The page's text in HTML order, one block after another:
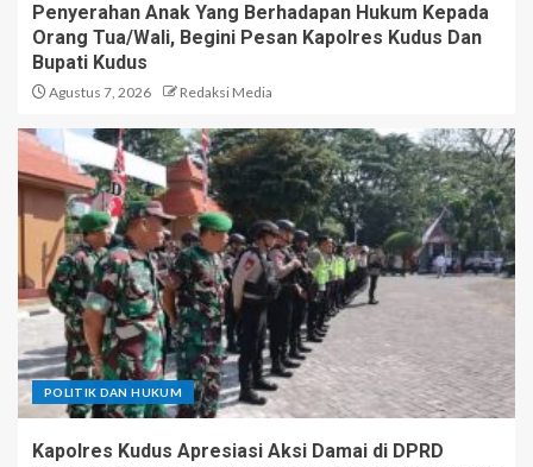
Penyerahan Anak Yang Berhadapan Hukum Kepada
Orang Tua/Wali, Begini Pesan Kapolres Kudus Dan
Bupati Kudus
Agustus 7, 2026 Redaksi Media
POLITIK DAN HUKUM
Kapolres Kudus Apresiasi Aksi Damai di DPRD